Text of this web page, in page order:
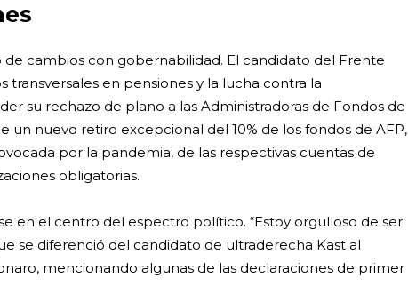
de cambios con gobernabilidad. El candidato del Frente
en pensiones y la lucha contra la
su rechazo de plano a las Administradoras de Fondos de
un nuevo retiro excepcional del 10% de los fondos de AFP,
por la pandemia, de las respectivas cuentas de
obligatorias.
en el centro del espectro político. “Estoy orgulloso de ser
se diferenció del candidato de ultraderecha Kast al
mencionando algunas de las declaraciones de primer